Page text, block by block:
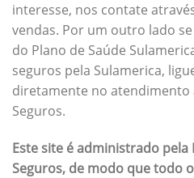
interesse, nos contate
vendas. Por um outro lado
do Plano de Saúde
seguros pela Sulamerica,
diretamente no atendimento
Seguros.
Este site é administrado
Seguros, de modo que todo